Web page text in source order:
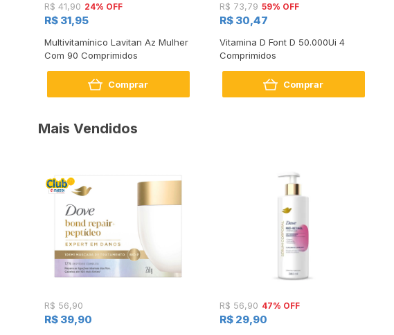
R$ 41,90 24% OFF
R$ 31,95
Multivitamínico Lavitan Az Mulher
Com 90 Comprimidos
Comprar
R$ 73,79 59% OFF
R$ 30,47
Vitamina D Font D 50.000Ui 4
Comprimidos
Comprar
Mais Vendidos
R$ 56,90
R$ 39,90
R$ 56,90 47% OFF
R$ 29,90